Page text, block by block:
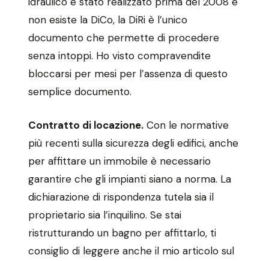
non esiste la DiCo, la DiRi è l’unico
documento che permette di procedere
senza intoppi. Ho visto compravendite
bloccarsi per mesi per l’assenza di questo
semplice documento.
Contratto di locazione. Con le normative
più recenti sulla sicurezza degli edifici, anche
per affittare un immobile è necessario
garantire che gli impianti siano a norma. La
dichiarazione di rispondenza tutela sia il
proprietario sia l’inquilino. Se stai
ristrutturando un bagno per affittarlo, ti
consiglio di leggere anche il mio articolo sul